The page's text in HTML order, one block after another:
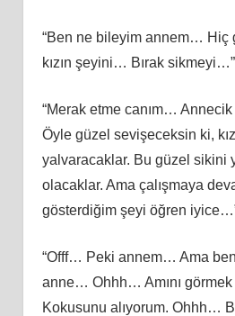
“Ben ne bileyim annem… Hiç
kızın şeyini… Bırak sikmeyi…”
“Merak etme canım…
Öyle güzel sevişeceksin ki,
yalvaracaklar. Bu güzel sikini
olacaklar. Ama çalışmaya
gösterdiğim şeyi öğren
“Offf… Peki annem… Ama
anne… Ohhh… Amını
Kokusunu alıyorum. Ohhh…